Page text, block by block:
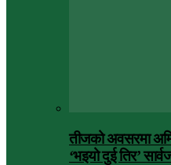
तीजको अवसरमा
‘भइयो दुई तिर’